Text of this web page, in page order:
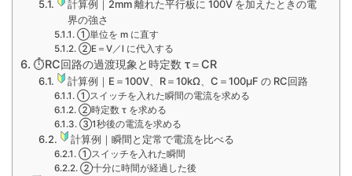
計算例｜2mm 離れた平行板に 100V を加えたときの電
界の強さ
①単位を m に直す
②E＝V／l に代入する
⏱RC回路の過渡現象と時定数 τ＝CR
計算例｜E＝100V、R＝10kΩ、C＝100μF の RC回路
①スイッチを入れた瞬間の電流を求める
②時定数 τ を求める
③1秒後の電流を求める
計算例｜瞬間と定常で電流を比べる
①スイッチを入れた瞬間
②十分に時間が経過した後